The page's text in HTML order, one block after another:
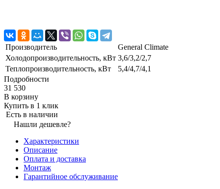
Производитель
General Climate
Холодопроизводительность, кВт 3,6/3,2/2,7
Теплопроизводительность, кВт
5,4/4,7/4,1
Подробности
31 530
В корзину
Купить в 1 клик
Есть в наличии
Нашли дешевле?
Характеристики
Описание
Оплата и доставка
Монтаж
Гарантийное обслуживание